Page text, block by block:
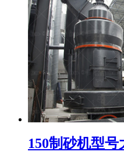
150制砂机型